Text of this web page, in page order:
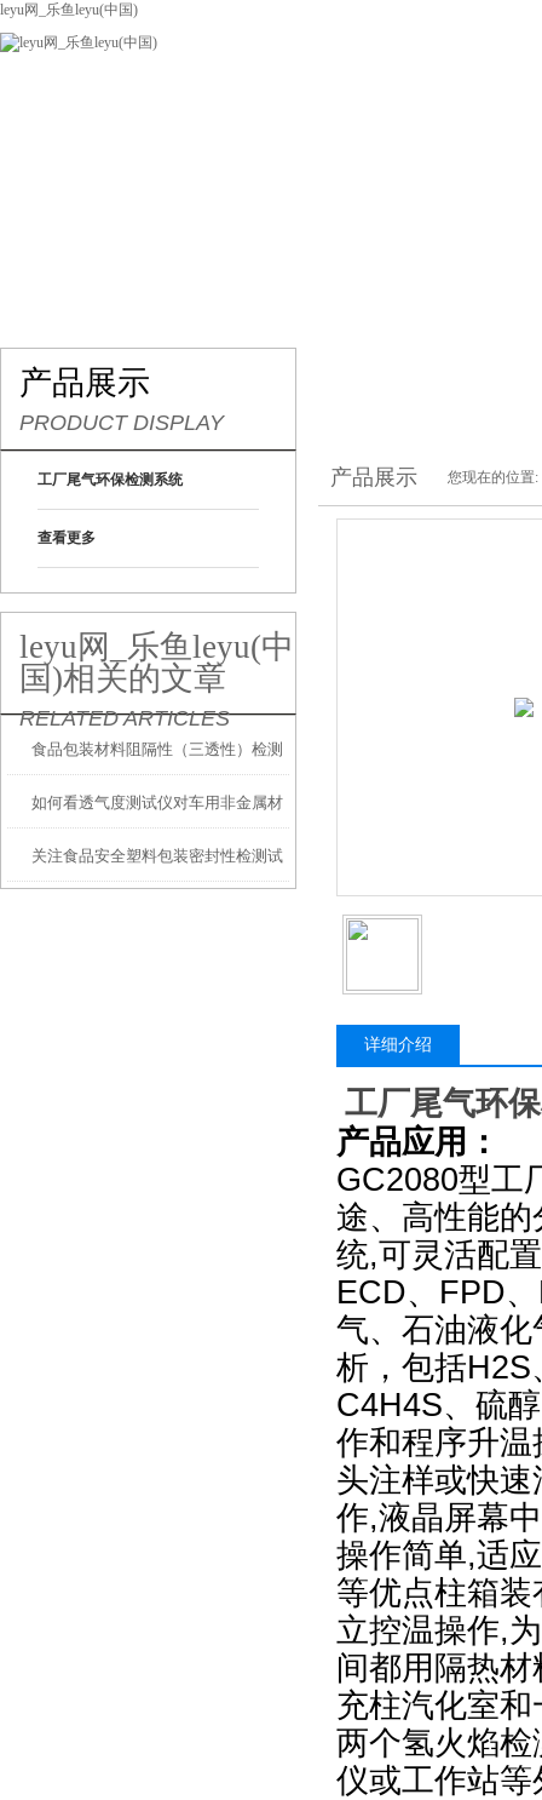
leyu网_乐鱼leyu(中国)
产品展示
PRODUCT DISPLAY
工厂尾气环保检测系统
查看更多
leyu网_乐鱼leyu(中
国)相关的文章
RELATED ARTICLES
食品包装材料阻隔性（三透性）检测
标准
如何看透气度测试仪对车用非金属材
料透气度的检测？
关注食品安全塑料包装密封性检测试
产品展示 您现在的位置:
详细介绍
工厂尾气环
产品应用：
GC2080型工
途、高性能
统,可灵活配
ECD、FPD
气、石油液
析，包括
C4H4S、硫
作和程序升
头注样或快
作,液晶屏幕
操作简单,适
等优点柱箱
立控温操作,
间都用隔热
充柱汽化室
两个氢火焰
仪或工作站